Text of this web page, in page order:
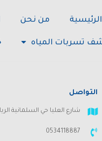
الرئيسية من نحن
تسربات المياه
التواصل
شارع العليا حي السلمانية
0534118887